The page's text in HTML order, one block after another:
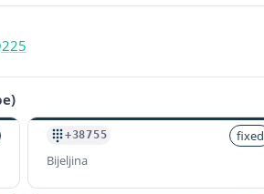
+38755
fixed
Bijeljina